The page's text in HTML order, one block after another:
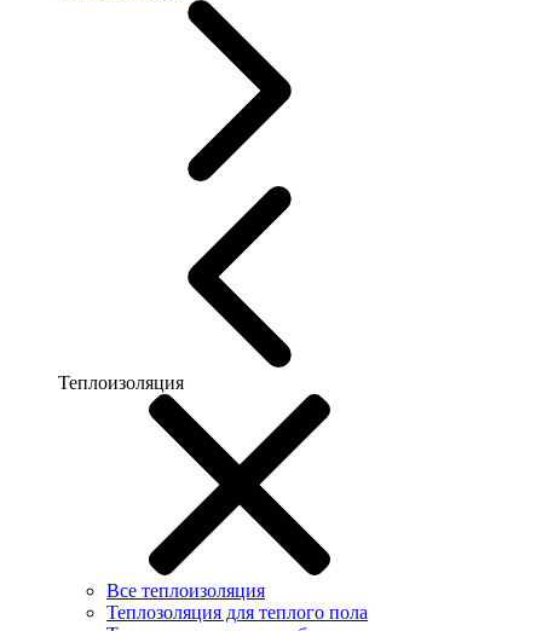
Теплоизоляция
Все теплоизоляция
Теплозоляция для теплого пола